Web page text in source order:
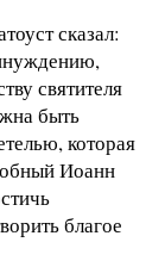
сказал:
святителя
быть
которая
Иоанн
благое